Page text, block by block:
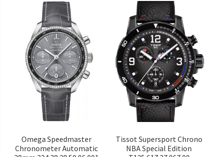
Omega Speedmaster
Chronometer Automatic
Tissot Supersport Chrono
NBA Special Edition